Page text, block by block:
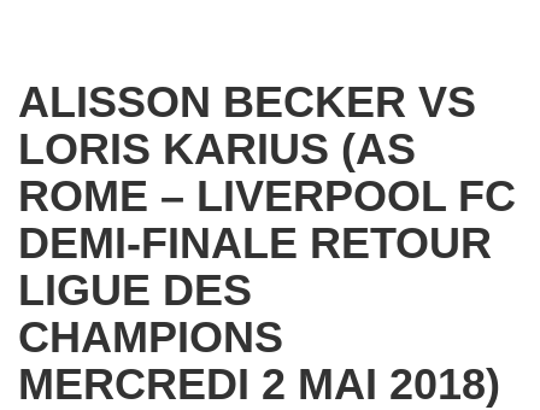
ALISSON BECKER VS
LORIS KARIUS (AS
ROME – LIVERPOOL FC
DEMI-FINALE RETOUR
LIGUE DES
CHAMPIONS
MERCREDI 2 MAI 2018)